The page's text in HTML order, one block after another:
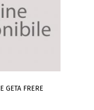
GETA FRERE